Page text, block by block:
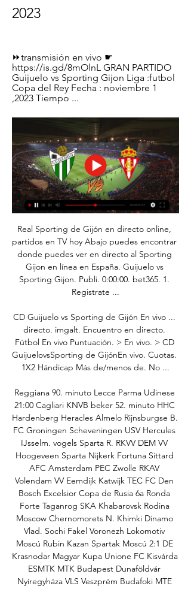
2023
⏩transmisión en vivo ☛
https://is.gd/8mOlnL GRAN PARTIDO
Guijuelo vs Sporting Gijon Liga :futbol
Copa del Rey Fecha : noviembre 1
,2023 Tiempo ...
Real Sporting de Gijón en directo online,
partidos en TV hoy Abajo puedes encontrar
donde puedes ver en directo al Sporting
Gijon en línea en España. Guijuelo vs
Sporting Gijon. Publi. 0:00:00. bet365. 1.
Registrate ...
CD Guijuelo vs Sporting de Gijón En vivo ...
directo. imgalt. Encuentro en directo.
Fútbol En vivo Puntuación. > En vivo. > CD
GuijuelovsSporting de GijónEn vivo. Cuotas.
1X2 Hándicap Más de/menos de. No ...
Reggiana 90. minuto Lecce Parma Udinese
21:00 Cagliari KNVB beker 52. minuto HHC
Hardenberg Heracles Almelo Rijnsburgse B.
FC Groningen Scheveningen USV Hercules
IJsselm. vogels Sparta R. RKVV DEM VV
Hoogeveen Sparta Nijkerk Fortuna Sittard
AFC Amsterdam PEC Zwolle RKAV
Volendam VV Eemdijk Katwijk TEC FC Den
Bosch Excelsior Copa de Rusia 6a Ronda
Forte Taganrog SKA Khabarovsk Rodina
Moscow Chernomorets N. Khimki Dinamo
Vlad. Sochi Fakel Voronezh Lokomotiv
Moscú Rubin Kazan Spartak Moscú 2:1 DE
Krasnodar Magyar Kupa Unione FC Kisvárda
ESMTK MTK Budapest Dunaföldvár
Nyíregyháza VLS Veszprém Budafoki MTE